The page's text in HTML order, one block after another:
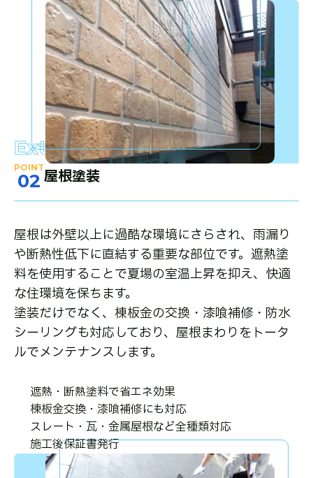
Exterior Painting
POINT
02 屋根塗装
屋根は外壁以上に過酷な環境にさらされ、雨漏り
や断熱性低下に直結する重要な部位です。遮熱塗
料を使用することで夏場の室温上昇を抑え、快適
な住環境を保ちます。
塗装だけでなく、棟板金の交換・漆喰補修・防水
シーリングも対応しており、屋根まわりをトータ
ルでメンテナンスします。
遮熱・断熱塗料で省エネ効果
棟板金交換・漆喰補修にも対応
スレート・瓦・金属屋根など全種類対応
施工後保証書発行